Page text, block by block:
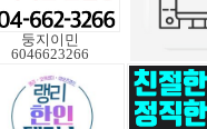
둥지이민
6046623266